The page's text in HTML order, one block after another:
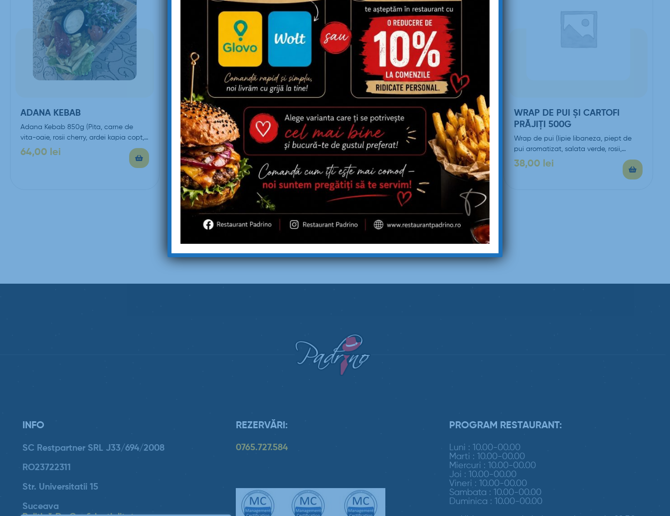
ADANA KEBAB
Adana Kebab 850g (Pita, carne de
vita-oaie, rosii cherry, ardei kapia copt,
ardei iute, ceapa…
64,00 lei
QUESADILLA ȘI CARTOFI
PRĂJIȚI 500/ 200G
QUESADILLA ȘI CARTOFI PRĂJIȚI (lipie
libaneza, piept de pui, mozzarella,
branza cheddar, bacon, porumb, ardel…
39,00lei
PLATOU CRISPY 1+1 1180G
PLATOU CRISPY 6 crispy strips, 6 crispy
wings, 2 porții de cartofi prăjiți, 2 sosuri,…
85,00lei
WRAP DE PUI ȘI CARTOFI
PRĂJIȚI 500G
Wrap de pui (lipie libaneza, piept de
pui aromatizat, salata verde, rosii,
ceapa, castraveti murati,…
38,00 lei
INFO
SC Restpartner SRL J33/694/2008
RO23722311
Str. Universitatii 15
Suceava
REZERVĂRI:
0765.727.584
PROGRAM RESTAURANT:
Luni : 10.00-00.00
Marti : 10.00-00.00
Miercuri : 10.00-00.00
Joi : 10.00-00.00
Vineri : 10.00-00.00
Sambata : 10.00-00.00
Duminica : 10.00-00.00